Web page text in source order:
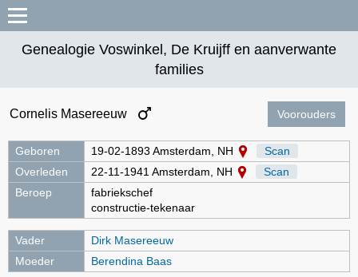
Genealogie Voswinkel, De Kruijff en aanverwante
families
Cornelis Masereeuw Voorouders
Geboren 19-02-1893 Amsterdam, NH
Scan
Overleden
22-11-1941 Amsterdam, NH
Scan
Beroep
fabriekschef
constructie-tekenaar
Vader
Dirk Masereeuw
Moeder
Berendina Baas